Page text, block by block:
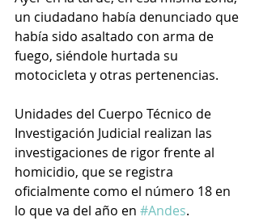
un ciudadano había denunciado que
había sido asaltado con arma de
fuego, siéndole hurtada su
motocicleta y otras pertenencias.
Unidades del Cuerpo Técnico de
Investigación Judicial realizan las
investigaciones de rigor frente al
homicidio, que se registra
oficialmente como el número 18 en
lo que va del año en #Andes.